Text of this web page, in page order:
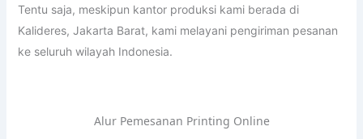
Tentu saja, meskipun kantor produksi kami berada di
Kalideres, Jakarta Barat, kami melayani pengiriman pesanan
ke seluruh wilayah Indonesia.
Alur Pemesanan Printing Online